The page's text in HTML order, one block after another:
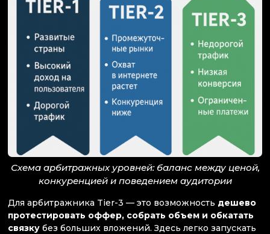
Схема арбитражных уровней: баланс между ценой,
конкуренцией и поведением аудитории
Для арбитражника Tier-3 — это возможность дешево
протестировать оффер, собрать объем и обкатать
связку без больших вложений. Здесь легко запускать